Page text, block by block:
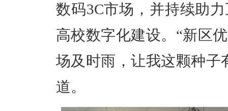
数码3C市场，并持续助
高校数字化建设。“新区
场及时雨，让我这颗种子
道。